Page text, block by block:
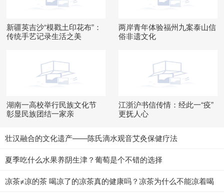
新疆英吉沙“模戳土印花布”：
传统手艺记录生活之美
两岸青年体验福州九案泰山信
俗非遗文化
湖南一高校举行民族文化节
彰显民族团结一家亲
江浙沪书信传情：经此一“疫”
更抚人心
壮汉融合的文化遗产——陈氏滴水观音艾灸保健疗法
夏季吃什么水果养阴生津？葡萄是个不错的选择
凉茶≠凉的茶 喝凉了的凉茶真的健康吗？凉茶为什么不能凉着喝